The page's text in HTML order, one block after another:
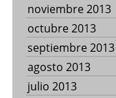
noviembre 2013
octubre 2013
septiembre 2013
agosto 2013
julio 2013